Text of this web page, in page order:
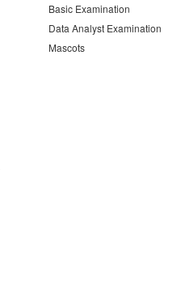
Basic Examination
Data Analyst Examination
Mascots